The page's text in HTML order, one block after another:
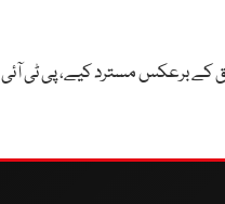
کے برعکس مسترد کیے، پی ٹی آئی